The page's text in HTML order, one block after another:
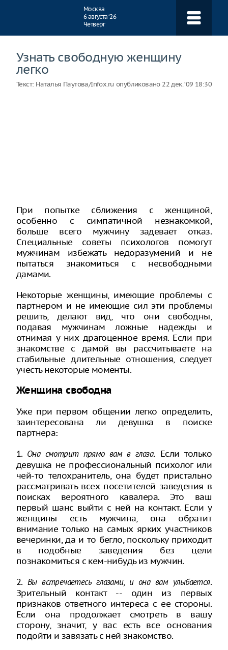
Москва
6 августа ‘26
Четверг
Узнать свободную женщину
легко
Текст: Наталья Паутова/Infox.ru опубликовано 22 дек. ‘09 18:30
При попытке сближения с женщиной,
особенно с симпатичной незнакомкой,
больше всего мужчину задевает отказ.
Специальные советы психологов помогут
мужчинам избежать недоразумений и не
пытаться знакомиться с несвободными
дамами.
Некоторые женщины, имеющие проблемы с
партнером и не имеющие сил эти проблемы
решить, делают вид, что они свободны,
подавая мужчинам ложные надежды и
отнимая у них драгоценное время. Если при
знакомстве с дамой вы рассчитываете на
стабильные длительные отношения, следует
учесть некоторые моменты.
Женщина свободна
Уже при первом общении легко определить,
заинтересована ли девушка в поиске
партнера:
1. Она смотрит прямо вам в глаза. Если только
девушка не профессиональный психолог или
чей-то телохранитель, она будет пристально
рассматривать всех посетителей заведения в
поисках вероятного кавалера. Это ваш
первый шанс выйти с ней на контакт. Если у
женщины есть мужчина, она обратит
внимание только на самых ярких участников
вечеринки, да и то бегло, поскольку приходит
в подобные заведения без цели
познакомиться с кем-нибудь из мужчин.
2. Вы встречаетесь глазами, и она вам улыбается.
Зрительный контакт -- один из первых
признаков ответного интереса с ее стороны.
Если она продолжает смотреть в вашу
сторону, значит, у вас есть все основания
подойти и завязать с ней знакомство.